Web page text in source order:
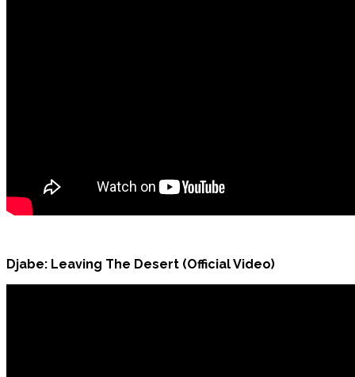
Djabe: Leaving The Desert (Official Video)